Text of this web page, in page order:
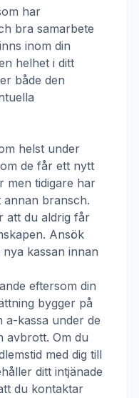
har
bra samarbete
inom din
helhet i ditt
både den
helst under
de får ett nytt
men tidigare har
bransch.
att du aldrig får
Ansök
kassan innan
eftersom din
bygger på
a-kassa under de
avbrott. Om du
med dig till
ditt intjänade
du kontaktar